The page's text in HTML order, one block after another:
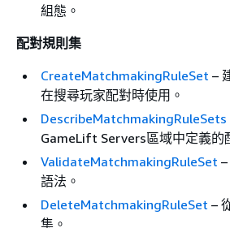
組態。
配對規則集
CreateMatchmakingRuleSet –
在搜尋玩家配對時使用。
DescribeMatchmakingRuleSets
GameLift Servers區域中定義的
ValidateMatchmakingRuleSet
語法。
DeleteMatchmakingRuleSet –
集。